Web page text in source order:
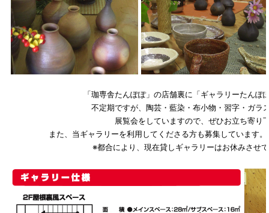
「珈専舎たんぽぽ」の店舗裏に「ギャラリーたんぽ
不定期ですが、陶芸・藍染・布小物・習字・ガラ
展覧会をしていますので、ぜひお立ち寄り
また、当ギャラリーを利用してくださる方も募集しています
※都合により、現在貸しギャラリーはお休みさせ